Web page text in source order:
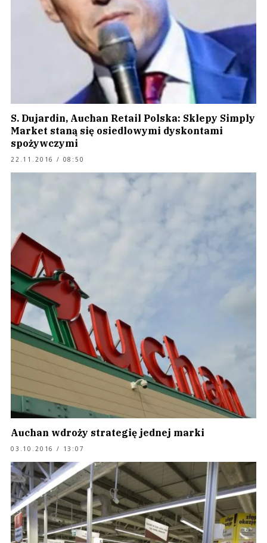
S. Dujardin, Auchan Retail Polska: Sklepy Simply
Market staną się osiedlowymi dyskontami
spożywczymi
22.11.2016 / 08:50
Auchan wdroży strategię jednej marki
03.10.2016 / 13:07